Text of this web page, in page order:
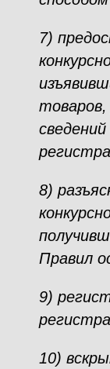
7)
товаров,
8)
Правил
9)
10)